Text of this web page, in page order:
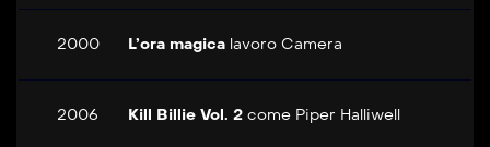
2000 L’ora magica lavoro Camera
2006 Kill Billie Vol. 2 come Piper Halliwell